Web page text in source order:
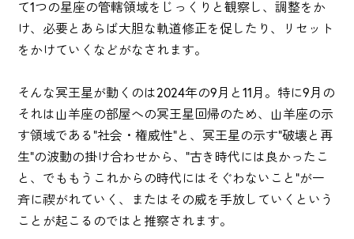
て1つの星座の管轄領域をじっくりと観察し、調整をか
け、必要とあらば大胆な軌道修正を促したり、リセット
をかけていくなどがなされます。
そんな冥王星が動くのは2024年の9月と11月。特に9月の
それは山羊座の部屋への冥王星回帰のため、山羊座の示
す領域である"社会・権威性"と、冥王星の示す"破壊と再
生"の波動の掛け合わせから、"古き時代には良かったこ
と、でももうこれからの時代にはそぐわないこと"が一
斉に禊がれていく、またはその威を手放していくという
ことが起こるのではと推察されます。